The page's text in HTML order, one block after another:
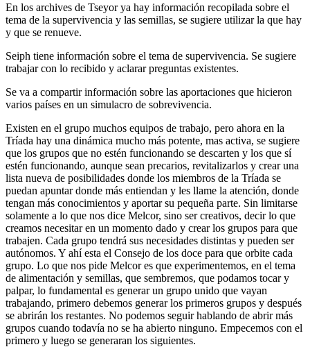
En los archives de Tseyor ya hay información recopilada sobre el
tema de la supervivencia y las semillas, se sugiere utilizar la que hay
y que se renueve.
Seiph tiene información sobre el tema de supervivencia. Se sugiere
trabajar con lo recibido y aclarar preguntas existentes.
Se va a compartir información sobre las aportaciones que hicieron
varios países en un simulacro de sobrevivencia.
Existen en el grupo muchos equipos de trabajo, pero ahora en la
Tríada hay una dinámica mucho más potente, mas activa, se sugiere
que los grupos que no estén funcionando se descarten y los que sí
estén funcionando, aunque sean precarios, revitalizarlos y crear una
lista nueva de posibilidades donde los miembros de la Tríada se
puedan apuntar donde más entiendan y les llame la atención, donde
tengan más conocimientos y aportar su pequeña parte. Sin limitarse
solamente a lo que nos dice Melcor, sino ser creativos, decir lo que
creamos necesitar en un momento dado y crear los grupos para que
trabajen. Cada grupo tendrá sus necesidades distintas y pueden ser
autónomos. Y ahí esta el Consejo de los doce para que orbite cada
grupo. Lo que nos pide Melcor es que experimentemos, en el tema
de alimentación y semillas, que sembremos, que podamos tocar y
palpar, lo fundamental es generar un grupo unido que vayan
trabajando, primero debemos generar los primeros grupos y después
se abrirán los restantes. No podemos seguir hablando de abrir más
grupos cuando todavía no se ha abierto ninguno. Empecemos con el
primero y luego se generaran los siguientes.